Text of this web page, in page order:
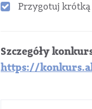
Przygotuj krótką
Szczegóły
https://